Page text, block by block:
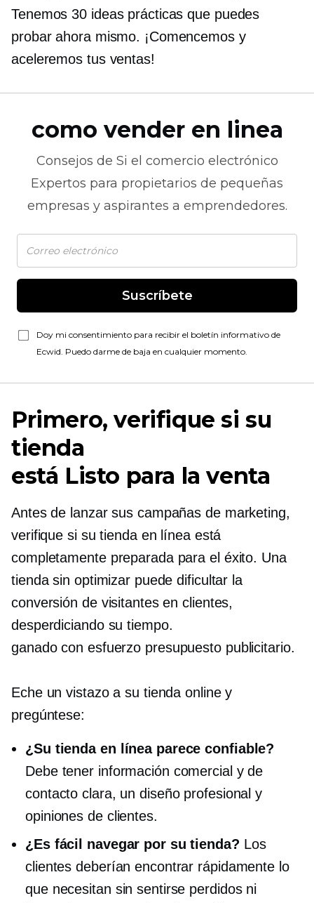
Tenemos 30 ideas prácticas que puedes
probar ahora mismo. ¡Comencemos y
aceleremos tus ventas!
como vender en linea
Consejos de Si el comercio electrónico
Expertos para propietarios de pequeñas
empresas y aspirantes a emprendedores.
Suscríbete
Doy mi consentimiento para recibir el boletín informativo de
Ecwid. Puedo darme de baja en cualquier momento.
Primero, verifique si su
tienda
está Listo para la venta
Antes de lanzar sus campañas de marketing,
verifique si su tienda en línea está
completamente preparada para el éxito. Una
tienda sin optimizar puede dificultar la
conversión de visitantes en clientes,
desperdiciando su tiempo.
ganado con esfuerzo presupuesto publicitario.
Eche un vistazo a su tienda online y
pregúntese:
¿Su tienda en línea parece confiable?
Debe tener información comercial y de
contacto clara, un diseño profesional y
opiniones de clientes.
¿Es fácil navegar por su tienda? Los
clientes deberían encontrar rápidamente lo
que necesitan sin sentirse perdidos ni